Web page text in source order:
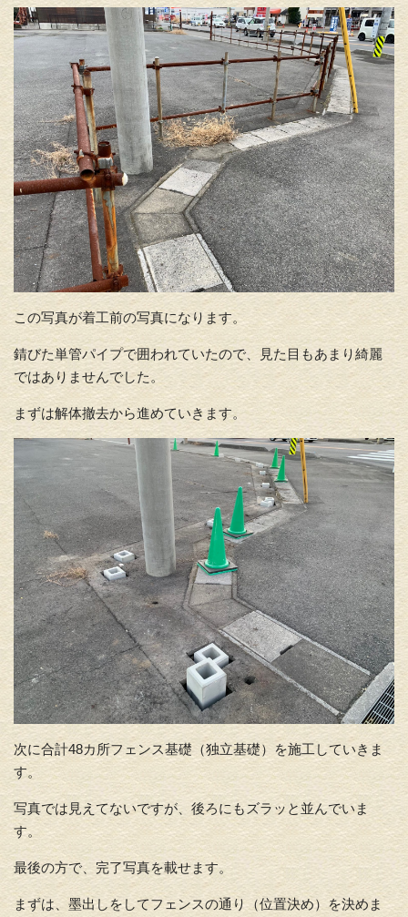
この写真が着工前の写真になります。
錆びた単管パイプで囲われていたので、見た目もあまり綺麗
ではありませんでした。
まずは解体撤去から進めていきます。
次に合計48カ所フェンス基礎（独立基礎）を施工していきま
す。
写真では見えてないですが、後ろにもズラッと並んでいま
す。
最後の方で、完了写真を載せます。
まずは、墨出しをしてフェンスの通り（位置決め）を決めま